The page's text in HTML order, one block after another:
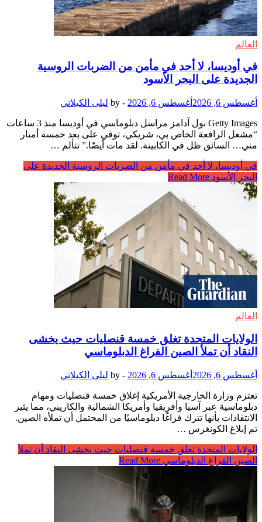
العالم
في أوديسا، لا أحد في مأمن من الضربات الروسية
الجديدة على البحر الأسود
أغسطس 6, 2026 أغسطس 6, 2026 -
by ليلى الكيلاني
Getty Images بول آدامز مراسل دبلوماسي في أوديسا منذ 3 ساعات
“مشغل الرافعة الخاص بي، شريكي، توفي على بعد خمسة أمتار
مني… السائق ظل في الكابينة. لقد مات أيضًا.” تتألم …
في أوديسا، لا أحد في مأمن من الضربات الروسية الجديدة على
البحر الأسود
العالم
الولايات المتحدة تغلق خمسة قنصليات حيث يخشى
النقاد أن تملأ الصين الفراغ الدبلوماسي
أغسطس 6, 2026 أغسطس 6, 2026 -
by ليلى الكيلاني
تعتزم وزارة الخارجية الأمريكية إغلاق خمسة قنصليات ومهام
دبلوماسية عبر آسيا وأفريقيا وأمريكا الشمالية والكاريبي، مما يثير
الانتقادات بأنها تترك فراغًا دبلوماسيًا من المحتمل أن تملأه الصين.
تم إبلاغ الكونغرس …
الولايات المتحدة تغلق خمسة قنصليات حيث يخشى النقاد أن تملأ
الصين الفراغ الدبلوماسي